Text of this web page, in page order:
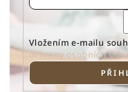
Vložením e-mailu
ochrany osobních